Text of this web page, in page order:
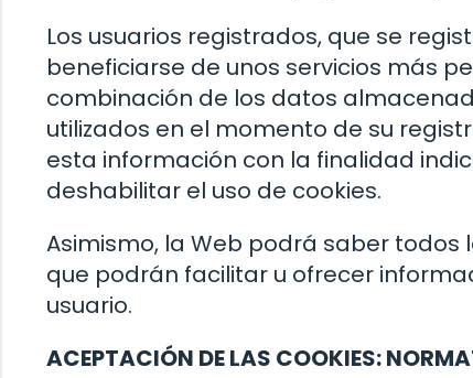
Los usuarios registrados, que se
beneficiarse de unos servicios más
combinación de los datos
utilizados en el momento de su
esta información con la finalidad
deshabilitar el uso de cookies.
Asimismo, la Web podrá saber todos
que podrán facilitar u ofrecer
usuario.
ACEPTACIÓN DE LAS COOKIES: